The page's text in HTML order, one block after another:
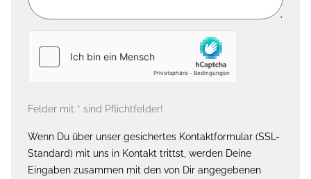
Felder mit * sind Pflichtfelder!
Wenn Du über unser gesichertes Kontaktformular (SSL-
Standard) mit uns in Kontakt trittst, werden Deine
Eingaben zusammen mit den von Dir angegebenen